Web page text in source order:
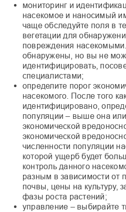
мониторинг и
насекомое и наносимый
чаще обследуйте поля в
вегетации для
повреждения
обнаружены, но вы не
идентифицировать,
специалистами;
определите порог
насекомого. После того
идентифицировано,
популяции – выше она
экономической
экономической
численности популяции
которой ущерб будет
контроль данного
разным в зависимости от
почвы, цены на культуру,
фазы роста растений;
управление – выбирайте